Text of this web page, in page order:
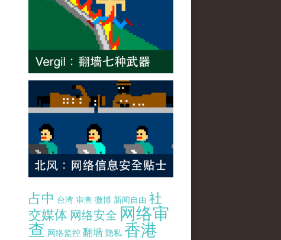
占中 台湾 审查 微博 新闻自由 社
交媒体 网络安全 网络审
查 网络监控 翻墙 隐私 香港